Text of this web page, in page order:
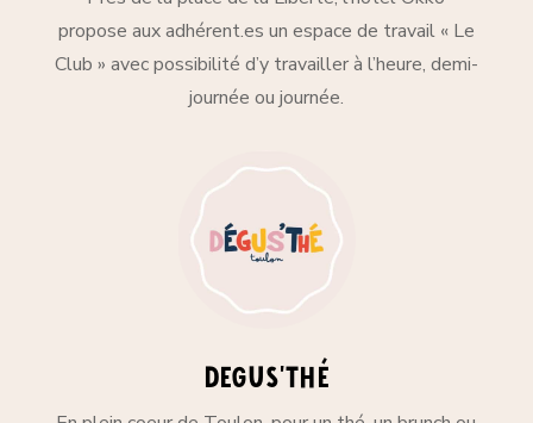
propose aux adhérent.es un espace de travail « Le
Club » avec possibilité d’y travailler à l’heure, demi-
journée ou journée.
degus'thé